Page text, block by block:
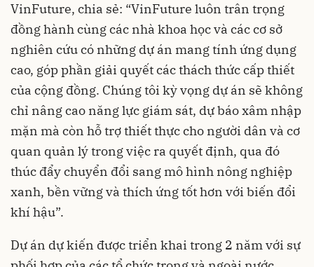
VinFuture, chia sẻ: “VinFuture luôn trân trọng
đồng hành cùng các nhà khoa học và các cơ sở
nghiên cứu có những dự án mang tính ứng dụng
cao, góp phần giải quyết các thách thức cấp thiết
của cộng đồng. Chúng tôi kỳ vọng dự án sẽ không
chỉ nâng cao năng lực giám sát, dự báo xâm nhập
mặn mà còn hỗ trợ thiết thực cho người dân và cơ
quan quản lý trong việc ra quyết định, qua đó
thúc đẩy chuyển đổi sang mô hình nông nghiệp
xanh, bền vững và thích ứng tốt hơn với biến đổi
khí hậu”.
Dự án dự kiến được triển khai trong 2 năm với sự